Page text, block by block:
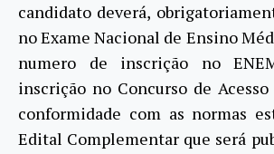
candidato deverá,
no Exame Nacional de Ensino
numero de inscrição no
inscrição no Concurso de Acesso
conformidade com as normas
Edital Complementar que será